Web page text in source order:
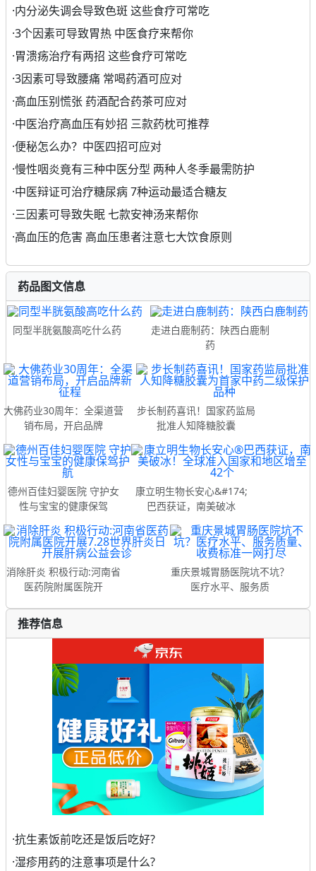
·内分泌失调会导致色斑 这些食疗可常吃
·3个因素可导致胃热 中医食疗来帮你
·胃溃疡治疗有两招 这些食疗可常吃
·3因素可导致腰痛 常喝药酒可应对
·高血压别慌张 药酒配合药茶可应对
·中医治疗高血压有妙招 三款药枕可推荐
·便秘怎么办？中医四招可应对
·慢性咽炎竟有三种中医分型 两种人冬季最需防护
·中医辩证可治疗糖尿病 7种运动最适合糖友
·三因素可导致失眠 七款安神汤来帮你
·高血压的危害 高血压患者注意七大饮食原则
药品图文信息
同型半胱氨酸高吃什么药
走进白鹿制药：陕西白鹿制
药
大佛药业30周年：全渠道营
销布局，开启品牌
步长制药喜讯！国家药监局
批准人知降糖胶囊
德州百佳妇婴医院 守护女
性与宝宝的健康保驾
康立明生物长安心&#174;
巴西获证，南美破冰
消除肝炎 积极行动:河南省
医药院附属医院开
重庆景城胃肠医院坑不坑？
医疗水平、服务质
推荐信息
·抗生素饭前吃还是饭后吃好?
·湿疹用药的注意事项是什么?